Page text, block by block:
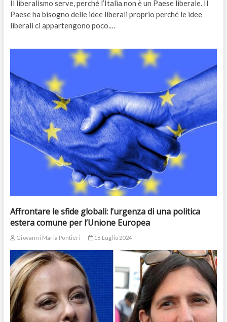
Il liberalismo serve, perché l’Italia non è un Paese liberale. Il
Paese ha bisogno delle idee liberali proprio perché le idee
liberali ci appartengono poco.…
Affrontare le sfide globali: l’urgenza di una politica
estera comune per l’Unione Europea
Giovanni Maria Pontieri 16 Luglio 2024